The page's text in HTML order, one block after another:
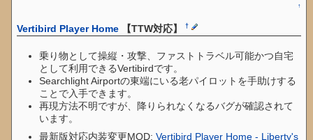
↑
Vertibird Player Home 【TTW対応】†
乗り物として操縦・攻撃、ファストトラベル可能かつ自宅
として利用できるVertibirdです。
Searchlight Airportの東端にいる老パイロットを手助けする
ことで入手できます。
再現方法不明ですが、降りられなくなるバグが確認されて
います。
最新版対応内装変更MOD:Vertibird Player Home - Liberty's